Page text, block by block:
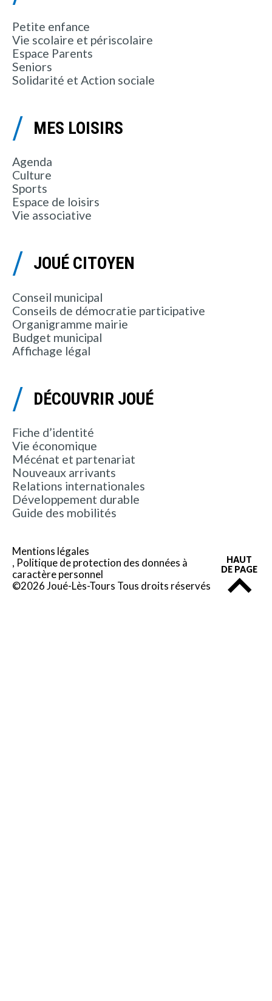
Petite enfance
Vie scolaire et périscolaire
Espace Parents
Seniors
Solidarité et Action sociale
MES LOISIRS
Agenda
Culture
Sports
Espace de loisirs
Vie associative
JOUÉ CITOYEN
Conseil municipal
Conseils de démocratie participative
Organigramme mairie
Budget municipal
Affichage légal
DÉCOUVRIR JOUÉ
Fiche d’identité
Vie économique
Mécénat et partenariat
Nouveaux arrivants
Relations internationales
Développement durable
Guide des mobilités
Mentions légales
Politique de protection des données à
caractère personnel
©2026 Joué-Lès-Tours Tous droits réservés
HAUT
DE PAGE